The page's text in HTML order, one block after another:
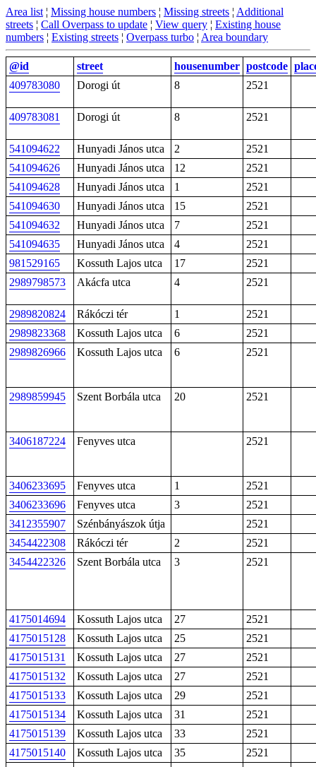
Area list ¦ Missing house numbers ¦ Missing streets ¦ Additional
streets ¦ Call Overpass to update ¦ View query ¦ Existing house
numbers ¦ Existing streets ¦ Overpass turbo ¦ Area boundary
@id street housenumber postcode
409783080
Dorogi út 8 2521
409783081 Dorogi út 8 2521
541094622 Hunyadi János utca 2
2521
541094626
Hunyadi János utca 12
2521
541094628
Hunyadi János utca 1
2521
541094630
Hunyadi János utca 15
2521
541094632
Hunyadi János utca 7
2521
541094635
Hunyadi János utca 4
2521
981529165
Kossuth Lajos utca 17
2521
2989798573
Akácfa utca 4 2521
2989820824 Rákóczi tér 1
2521
2989823368
Kossuth Lajos utca 6
2521
2989826966
Kossuth Lajos utca 6 2521
2989859945 Szent Borbála utca 20 2521
3406187224 Fenyves utca 2521
3406233695 Fenyves utca 1
2521
3406233696
Fenyves utca 3
2521
3412355907
Szénbányászok útja
2521
3454422308
Rákóczi tér 2
2521
3454422326
Szent Borbála utca 3 2521
4175014694 Kossuth Lajos utca 27
2521
4175015128
Kossuth Lajos utca 25
2521
4175015131
Kossuth Lajos utca 27
2521
4175015132
Kossuth Lajos utca 27
2521
4175015133
Kossuth Lajos utca 29
2521
4175015134
Kossuth Lajos utca 31
2521
4175015139
Kossuth Lajos utca 33
2521
4175015140
Kossuth Lajos utca 35
2521